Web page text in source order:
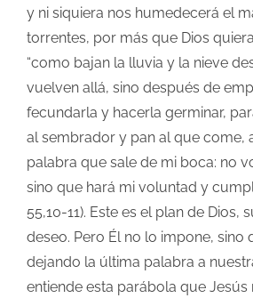
y ni siquiera nos humedecerá el
torrentes, por más que Dios
“como bajan la lluvia y la nieve
vuelven allá, sino después de
fecundarla y hacerla germinar,
al sembrador y pan al que come,
palabra que sale de mi boca: no
sino que hará mi voluntad y
55,10-11). Este es el plan de Dios,
deseo. Pero Él no lo impone, sino
dejando la última palabra a
entiende esta parábola que Jesús